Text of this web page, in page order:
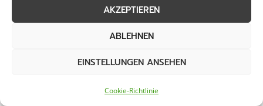
AKZEPTIEREN
ABLEHNEN
EINSTELLUNGEN ANSEHEN
Cookie-Richtlinie
In Walsrode ist der Winterdienst ein
Gewerbebetrieben, Kommunen als auch
zuverlässige Räumung von Schnee und das